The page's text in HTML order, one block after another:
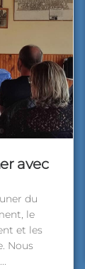
avec
du
le
et les
Nous